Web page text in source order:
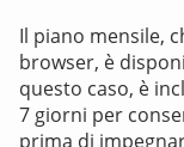
Il piano mensile,
browser, è
questo caso, è
7 giorni per
prima di